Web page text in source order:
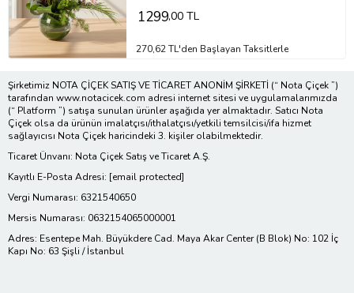
1299,00 TL
270,62 TL'den Başlayan Taksitlerle
Şirketimiz NOTA ÇİÇEK SATIŞ VE TİCARET ANONİM ŞİRKETİ (“ Nota Çiçek ”)
tarafından www.notacicek.com adresi internet sitesi ve uygulamalarımızda
(“ Platform ”) satışa sunulan ürünler aşağıda yer almaktadır. Satıcı Nota
Çiçek olsa da ürünün imalatçısı/ithalatçısı/yetkili temsilcisi/ifa hizmet
sağlayıcısı Nota Çiçek haricindeki 3. kişiler olabilmektedir.
Ticaret Ünvanı: Nota Çiçek Satış ve Ticaret A.Ş.
Kayıtlı E-Posta Adresi: [email protected]
Vergi Numarası: 6321540650
Mersis Numarası: 0632154065000001
Adres: Esentepe Mah. Büyükdere Cad. Maya Akar Center (B Blok) No: 102 İç
Kapı No: 63 Şişli / İstanbul